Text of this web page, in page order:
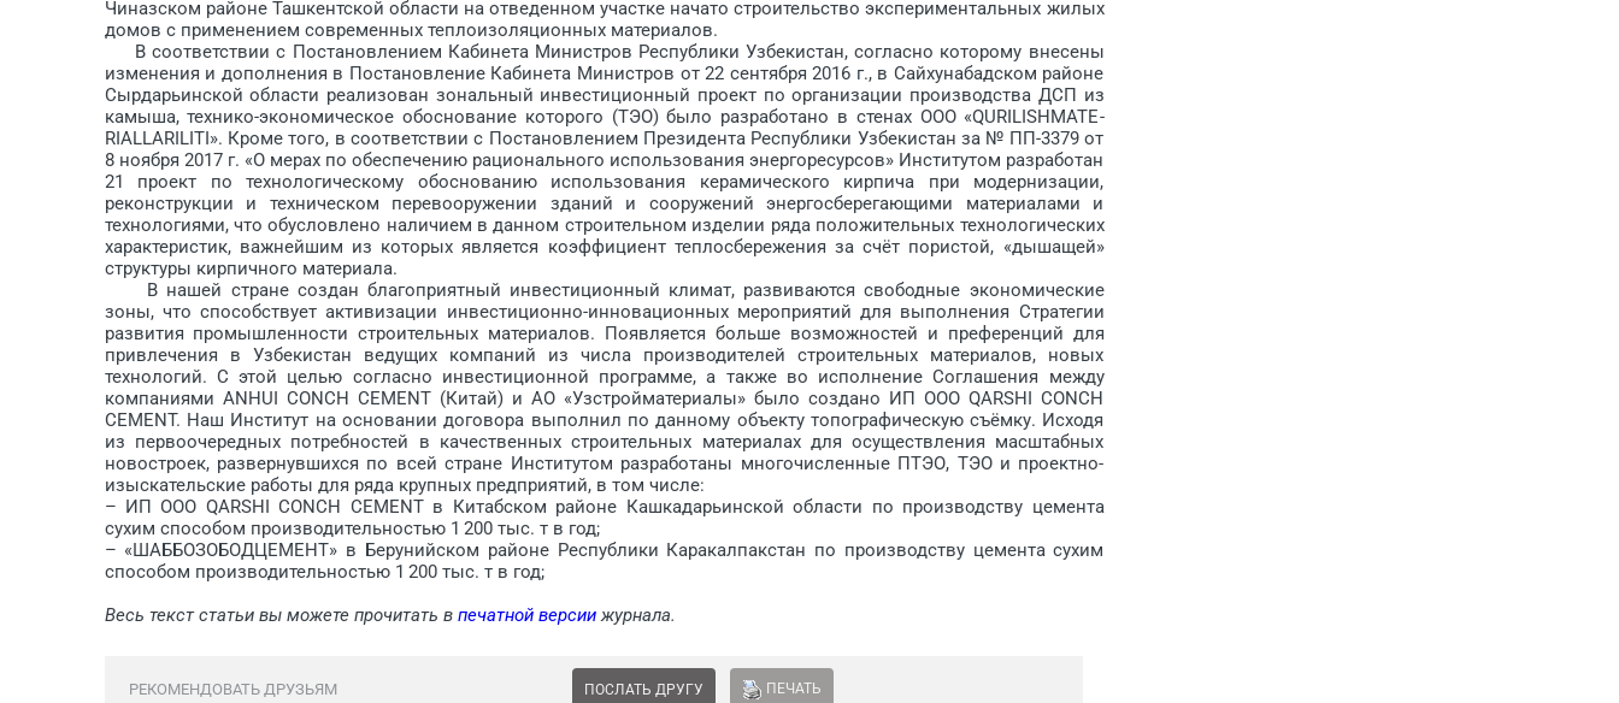
Чиназском районе Ташкентской области на отведенном участке начато строительство экспериментальных жилых
домов с применением современных теплоизоляционных материалов.
В соответствии с Постановлением Кабинета Министров Республики Узбекистан, согласно которому внесены
изменения и дополнения в Постановление Кабинета Министров от 22 сентября 2016 г., в Сайхунабадском районе
Сырдарьинской области реализован зональный инвестиционный проект по организации производства ДСП из
камыша, технико-экономическое обоснование которого (ТЭО) было разработано в стенах ООО «QURILISH­MATE­
RIAL­LARI­LITI». Кроме того, в соответствии с Постановлением Президента Республики Узбекистан за № ПП-3379 от
8 ноября 2017 г. «О мерах по обеспечению рационального использования энергоресурсов» Институтом разработан
21 проект по технологическому обоснованию использования керамического кирпича при модернизации,
реконструкции и техническом перевооружении зданий и сооружений энергосберегающими материалами и
технологиями, что обусловлено наличием в данном строительном изделии ряда положительных технологических
характеристик, важнейшим из которых является коэффициент теплосбережения за счёт пористой, «дышащей»
структуры кирпичного материала.
В нашей стране создан благоприятный инвестиционный климат, развиваются свободные экономические
зоны, что способствует активизации инвестиционно-инновационных мероприятий для выполнения Стратегии
развития промышленности строительных материалов. Появляется больше возможностей и преференций для
привлечения в Узбекистан ведущих компаний из числа производителей строительных материалов, новых
технологий. С этой целью согласно инвестиционной программе, а также во исполнение Соглашения между
компаниями ANHUI CONCH CEMENT (Китай) и АО «Узстройматериалы» было создано ИП ООО QARSHI CONCH
CEMENT. Наш Институт на основании договора выполнил по данному объекту топографическую съёмку. Исходя
из первоочередных потребностей в качественных строительных материалах для осуществления масштабных
новостроек, развернувшихся по всей стране Институтом разработаны многочисленные ПТЭО, ТЭО и проектно-
изыскательские работы для ряда крупных предприятий, в том числе:
– ИП ООО QARSHI CONCH CEMENT в Китабском районе Кашкадарьинской области по производству цемента
сухим способом производительностью 1 200 тыс. т в год;
– «ШАББОЗОБОДЦЕМЕНТ» в Берунийском районе Республики Каракалпакстан по производству цемента сухим
способом производительностью 1 200 тыс. т в год;
Весь текст статьи вы можете прочитать в печатной версиижурнала.
РЕКОМЕНДОВАТЬ ДРУЗЬЯМ ПОСЛАТЬ ДРУГУ ПЕЧАТЬ